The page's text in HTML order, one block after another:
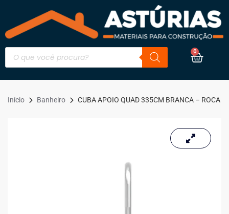
0
Início Banheiro CUBA APOIO QUAD 335CM BRANCA – ROCA